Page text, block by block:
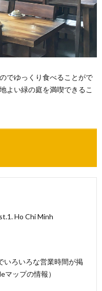
でゆっくり食べることがで
よい緑の庭を満喫できるこ
Ho Chi Minh
いろいろな営業時間が掲
ップの情報）